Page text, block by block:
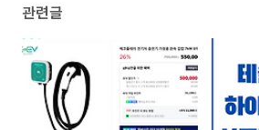
관련글